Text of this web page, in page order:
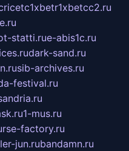
statti.rue-abis1c.ru
dark-sand.ru
sib-archives.ru
festival.ru
1-mus.ru
factory.ru
jun.rubandamn.ru